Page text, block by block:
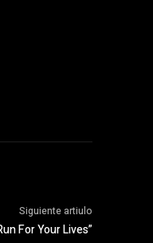
Siguiente artiulo
For Your Lives”